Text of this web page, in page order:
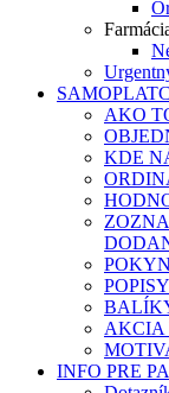
AKO
KDE
AKCIA
INFO PRE